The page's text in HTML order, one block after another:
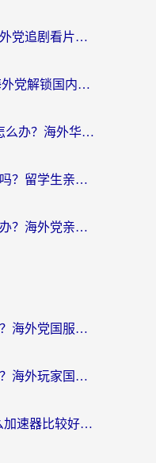
西瓜视频海外能看吗？海外党追剧看片的终极解决方案来了
在香港用什么看NBA？海外党解锁国内体育直播的终极攻略
在国外打不开交管12123怎么办？海外华人必看的回国加速全攻略
网易云音乐在海外可以听吗？留学生亲测有效的回国加速方案
优酷在香港版权限制怎么办？海外党亲测有效的追剧加速方案
丹麦怎么玩奇妙咖啡餐厅？海外党国服游戏加速全攻略（附灌篮高手元气骑士实测）
巴西怎么玩枫叶岛不卡顿？海外玩家国服游戏加速器终极指南（含战双野兽领主提速秘籍）
英国玩古剑奇谭OL用什么加速器比较好？留学生亲测有效的国服游戏加速指南